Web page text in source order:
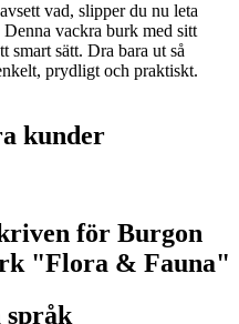
vad, slipper du nu leta
vackra burk med sitt
smart sätt. Dra bara ut så
prydligt och praktiskt.
kunder
för Burgon
"Flora & Fauna"
språk